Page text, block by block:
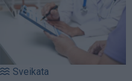
Sveikata